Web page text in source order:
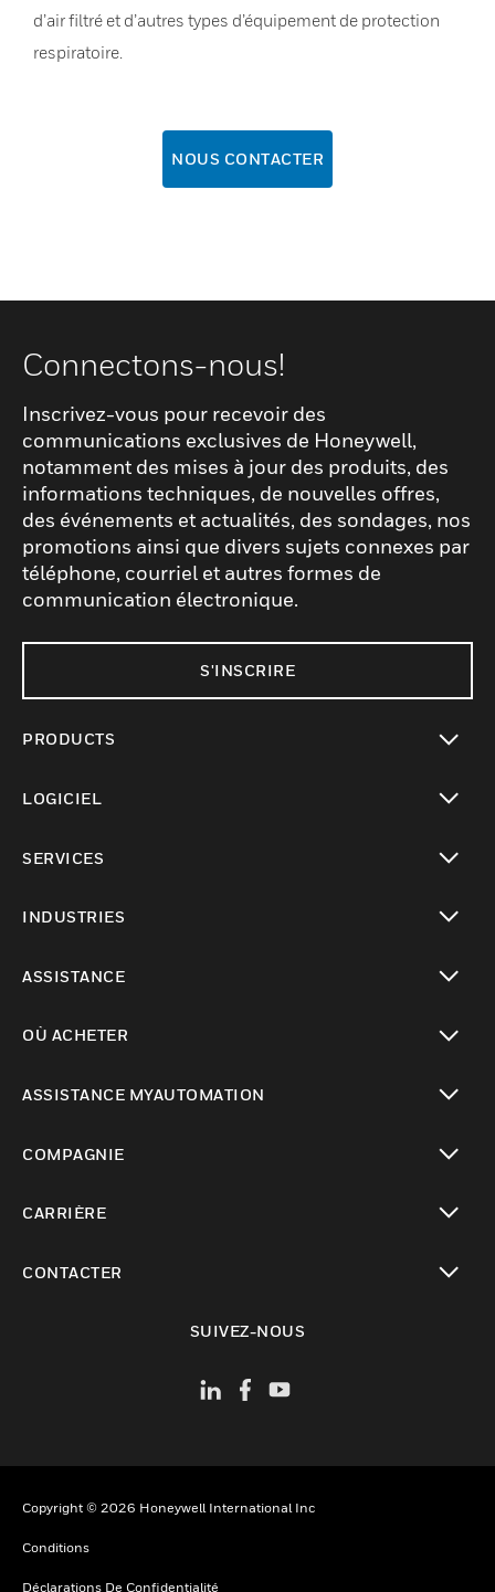
d’air filtré et d’autres types d’équipement de protection
respiratoire.
NOUS CONTACTER
Connectons-nous!
Inscrivez-vous pour recevoir des
communications exclusives de Honeywell,
notamment des mises à jour des produits, des
informations techniques, de nouvelles offres,
des événements et actualités, des sondages, nos
promotions ainsi que divers sujets connexes par
téléphone, courriel et autres formes de
communication électronique.
S'INSCRIRE
PRODUCTS
LOGICIEL
SERVICES
INDUSTRIES
ASSISTANCE
OÙ ACHETER
ASSISTANCE MYAUTOMATION
COMPAGNIE
CARRIÈRE
CONTACTER
SUIVEZ-NOUS
Copyright © 2026 Honeywell International Inc
Conditions
Déclarations De Confidentialité